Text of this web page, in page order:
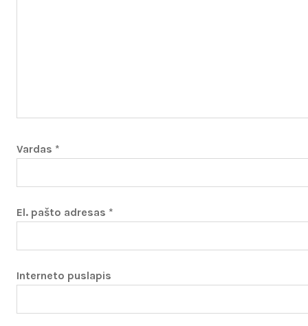
Vardas *
El. pašto adresas *
Interneto puslapis